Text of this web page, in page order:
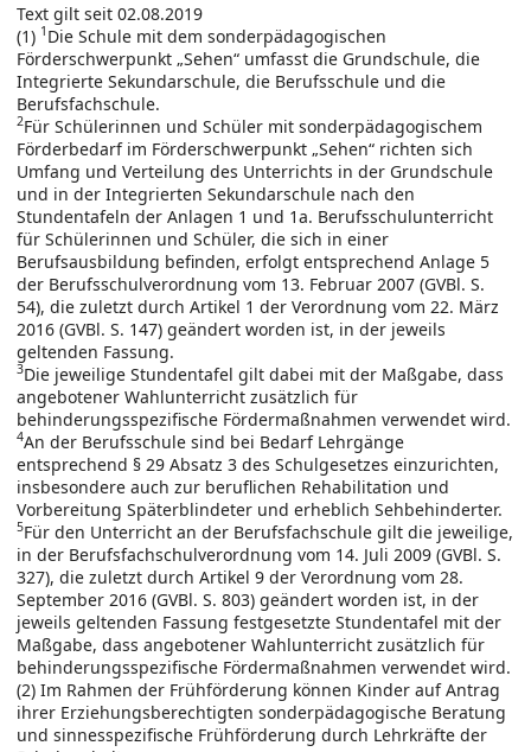
Text gilt seit 02.08.2019
(1) 1 Die Schule mit dem sonderpädagogischen
Förderschwerpunkt „Sehen“ umfasst die Grundschule, die
Integrierte Sekundarschule, die Berufsschule und die
Berufsfachschule.
2Für Schülerinnen und Schüler mit sonderpädagogischem
Förderbedarf im Förderschwerpunkt „Sehen“ richten sich
Umfang und Verteilung des Unterrichts in der Grundschule
und in der Integrierten Sekundarschule nach den
Stundentafeln der Anlagen 1 und 1a. Berufsschulunterricht
für Schülerinnen und Schüler, die sich in einer
Berufsausbildung befinden, erfolgt entsprechend Anlage 5
der Berufsschulverordnung vom 13. Februar 2007 (GVBl. S.
54), die zuletzt durch Artikel 1 der Verordnung vom 22. März
2016 (GVBl. S. 147) geändert worden ist, in der jeweils
geltenden Fassung.
3Die jeweilige Stundentafel gilt dabei mit der Maßgabe, dass
angebotener Wahlunterricht zusätzlich für
behinderungsspezifische Fördermaßnahmen verwendet wird.
4An der Berufsschule sind bei Bedarf Lehrgänge
entsprechend § 29 Absatz 3 des Schulgesetzes einzurichten,
insbesondere auch zur beruflichen Rehabilitation und
Vorbereitung Späterblindeter und erheblich Sehbehinderter.
5Für den Unterricht an der Berufsfachschule gilt die jeweilige,
in der Berufsfachschulverordnung vom 14. Juli 2009 (GVBl. S.
327), die zuletzt durch Artikel 9 der Verordnung vom 28.
September 2016 (GVBl. S. 803) geändert worden ist, in der
jeweils geltenden Fassung festgesetzte Stundentafel mit der
Maßgabe, dass angebotener Wahlunterricht zusätzlich für
behinderungsspezifische Fördermaßnahmen verwendet wird.
(2) Im Rahmen der Frühförderung können Kinder auf Antrag
ihrer Erziehungsberechtigten sonderpädagogische Beratung
und sinnesspezifische Frühförderung durch Lehrkräfte der